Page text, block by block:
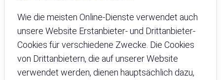
Wie die meisten Online-Dienste verwendet auch
unsere Website Erstanbieter- und Drittanbieter-
Cookies für verschiedene Zwecke. Die Cookies
von Drittanbietern, die auf unserer Website
verwendet werden, dienen hauptsächlich dazu,